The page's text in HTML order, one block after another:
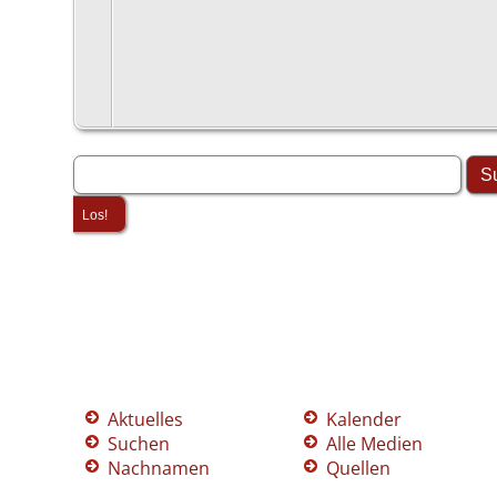
Aktuelles
Suchen
Nachnamen
Kalender
Alle Medien
Quellen